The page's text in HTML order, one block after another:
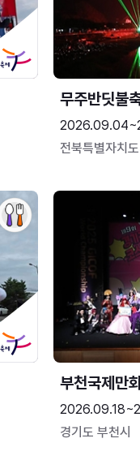
무주반딧불
전북특별자치
부천국제만
경기도 부천시